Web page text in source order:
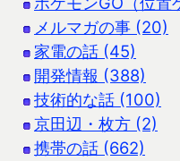
メルマガの事 (20)
家電の話 (45)
開発情報 (388)
技術的な話 (100)
京田辺・枚方 (2)
携帯の話 (662)